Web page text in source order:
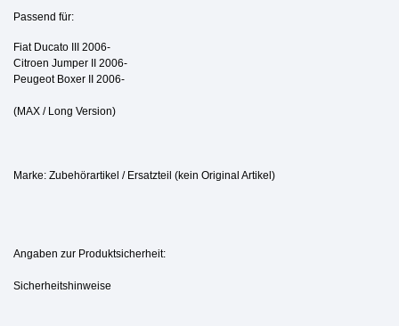
Passend für:
Fiat Ducato III 2006-
Citroen Jumper II 2006-
Peugeot Boxer II 2006-
(MAX / Long Version)
Marke: Zubehörartikel / Ersatzteil (kein Original Artikel)
Angaben zur Produktsicherheit:
Sicherheitshinweise